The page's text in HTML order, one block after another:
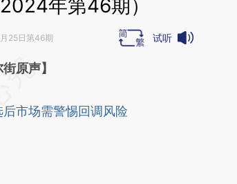
年第46期）
25日第46期 试听
结开头增加这段话：本文由第三方
QvIGDU7M]
街原声】
后市场需警惕回调风险